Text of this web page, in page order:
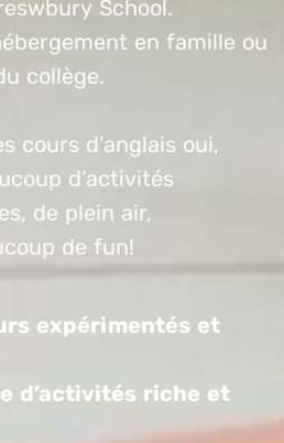
School.
en famille ou
collège.
cours d’anglais oui,
d’activités
de plein air,
de fun!
expérimentés et
d’activités riche et